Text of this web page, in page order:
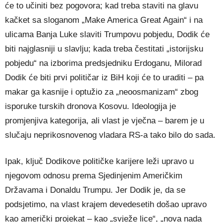
će to učiniti bez pogovora; kad treba staviti na glavu
kačket sa sloganom „Make America Great Again“ i na
ulicama Banja Luke slaviti Trumpovu pobjedu, Dodik će
biti najglasniji u slavlju; kada treba čestitati „istorijsku
pobjedu“ na izborima predsjedniku Erdoganu, Milorad
Dodik će biti prvi političar iz BiH koji će to uraditi – pa
makar ga kasnije i optužio za „neoosmanizam“ zbog
isporuke turskih dronova Kosovu. Ideologija je
promjenjiva kategorija, ali vlast je vječna – barem je u
slučaju neprikosnovenog vladara RS-a tako bilo do sada.
Ipak, ključ Dodikove političke karijere leži upravo u
njegovom odnosu prema Sjedinjenim Američkim
Državama i Donaldu Trumpu. Jer Dodik je, da se
podsjetimo, na vlast krajem devedesetih došao upravo
kao američki projekat – kao „svježe lice“, „nova nada